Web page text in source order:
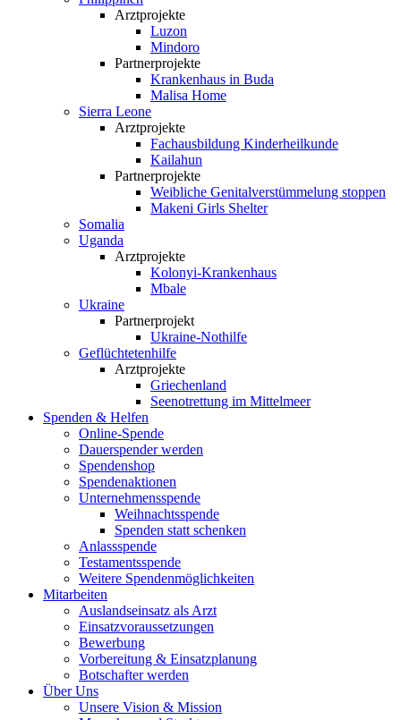
Arztprojekte
Luzon
Mindoro
Partnerprojekte
Krankenhaus in Buda
Malisa Home
Sierra Leone
Arztprojekte
Fachausbildung Kinderheilkunde
Kailahun
Partnerprojekte
Weibliche Genital­verstümmelung stoppen
Makeni Girls Shelter
Somalia
Uganda
Arztprojekte
Kolonyi-Krankenhaus
Mbale
Ukraine
Partnerprojekt
Ukraine-Nothilfe
Geflüchtetenhilfe
Arztprojekte
Griechenland
Seenotrettung im Mittelmeer
Spenden & Helfen
Online-Spende
Dauerspender werden
Spendenshop
Spendenaktionen
Unternehmens­spende
Weihnachtsspende
Spenden statt schenken
Anlassspende
Testamentsspende
Weitere Spenden­möglichkeiten
Mitarbeiten
Auslandseinsatz als Arzt
Einsatzvoraussetzungen
Bewerbung
Vorbereitung & Einsatzplanung
Botschafter werden
Über Uns
Unsere Vision & Mission